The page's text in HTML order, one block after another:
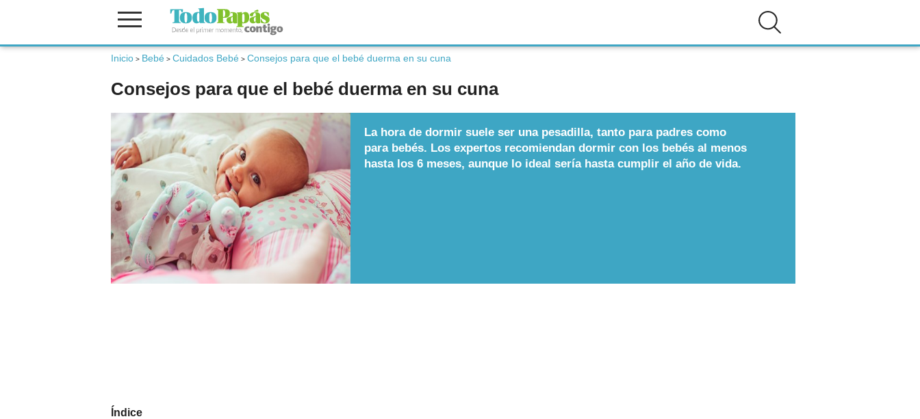
Inicio > Bebé > Cuidados Bebé > Consejos para que el bebé duerma en su cuna
Consejos para que el bebé duerma en su cuna
La hora de dormir suele ser una pesadilla, tanto para padres como
para bebés. Los expertos recomiendan dormir con los bebés al menos
hasta los 6 meses, aunque lo ideal sería hasta cumplir el año de vida.
Índice